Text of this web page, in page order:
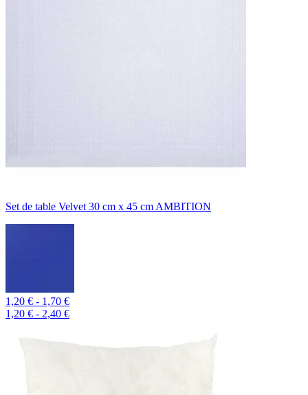
Set de table Velvet 30 cm x 45 cm AMBITION
1,20 € - 1,70 €
1,20 € - 2,40 €